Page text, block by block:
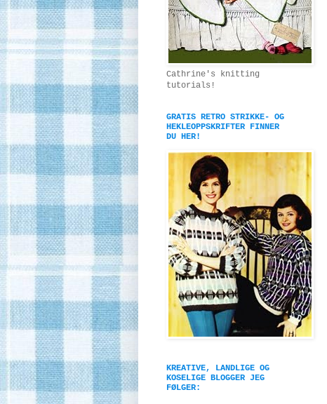
Cathrine's knitting
tutorials!
GRATIS RETRO STRIKKE- OG
HEKLEOPPSKRIFTER FINNER
DU HER!
KREATIVE, LANDLIGE OG
KOSELIGE BLOGGER JEG
FØLGER: